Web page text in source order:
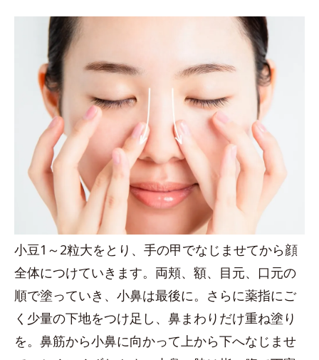
小豆1～2粒大をとり、手の甲でなじませてから顔
全体につけていきます。両頬、額、目元、口元の
順で塗っていき、小鼻は最後に。さらに薬指にご
く少量の下地をつけ足し、鼻まわりだけ重ね塗り
を。鼻筋から小鼻に向かって上から下へなじませ